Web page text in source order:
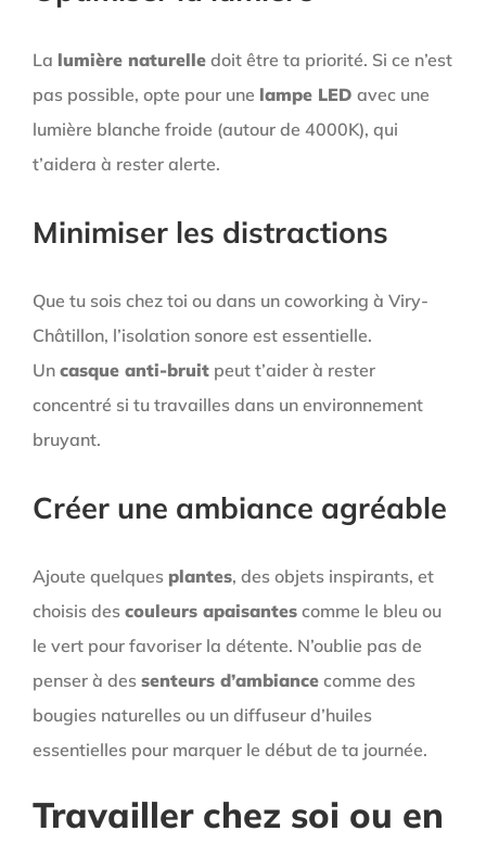
La lumière naturelledoit être ta priorité. Si ce n’est
pas possible, opte pour une lampe LED avec une
lumière blanche froide (autour de 4000K), qui
t’aidera à rester alerte.
Minimiser les distractions
Que tu sois chez toi ou dans un coworking à Viry-
Châtillon, l’isolation sonore est essentielle.
Un casque anti-bruitpeut t’aider à rester
concentré si tu travailles dans un environnement
bruyant.
Créer une ambiance agréable
Ajoute quelques plantes, des objets inspirants, et
choisis des couleurs apaisantescomme le bleu ou
le vert pour favoriser la détente. N’oublie pas de
penser à des senteurs d’ambiancecomme des
bougies naturelles ou un diffuseur d’huiles
essentielles pour marquer le début de ta journée.
Travailler chez soi ou en